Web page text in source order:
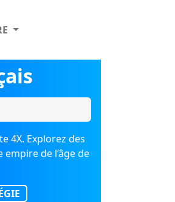
4X. Explorez des
de l’âge de